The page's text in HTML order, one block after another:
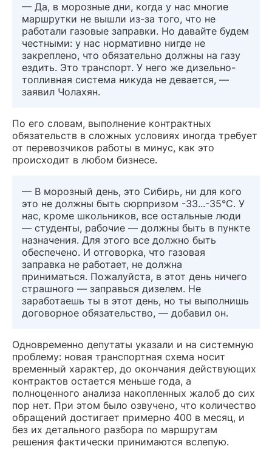
— Да, в морозные дни, когда у нас многие
маршрутки не вышли из-за того, что не
работали газовые заправки. Но давайте будем
честными: у нас нормативно нигде не
закреплено, что обязательно должны на газу
ездить. Это транспорт. У него же дизельно-
топливная система никуда не девается, —
заявил Чолахян.
По его словам, выполнение контрактных
обязательств в сложных условиях иногда требует
от перевозчиков работы в минус, как это
происходит в любом бизнесе.
— В морозный день, это Сибирь, ни для кого
это не должны быть сюрпризом -33...-35°С. У
нас, кроме школьников, все остальные люди
— студенты, рабочие — должны быть в пункте
назначения. Для этого все должно быть
обеспечено. И отговорка, что газовая
заправка не работает, не должна
приниматься. Пожалуйста, в этот день ничего
страшного — заправься дизелем. Не
заработаешь ты в этот день, но ты выполнишь
договорное обязательство, — добавил он.
Одновременно депутаты указали и на системную
проблему: новая транспортная схема носит
временный характер, до окончания действующих
контрактов остается меньше года, а
полноценного анализа накопленных жалоб до сих
пор нет. При этом было озвучено, что количество
обращений достигает примерно 400 в месяц, и
без их детального разбора по маршрутам
решения фактически принимаются вслепую.